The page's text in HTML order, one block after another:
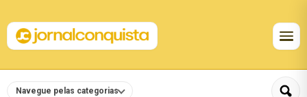
Navegue pelas categorias